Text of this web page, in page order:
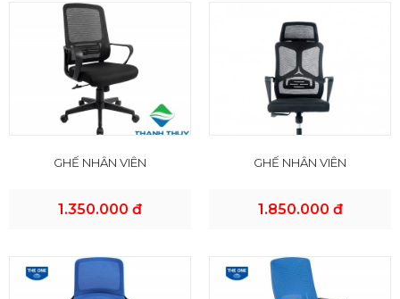
GHẾ NHÂN VIÊN
1.350.000 đ
GHẾ NHÂN VIÊN
1.850.000 đ